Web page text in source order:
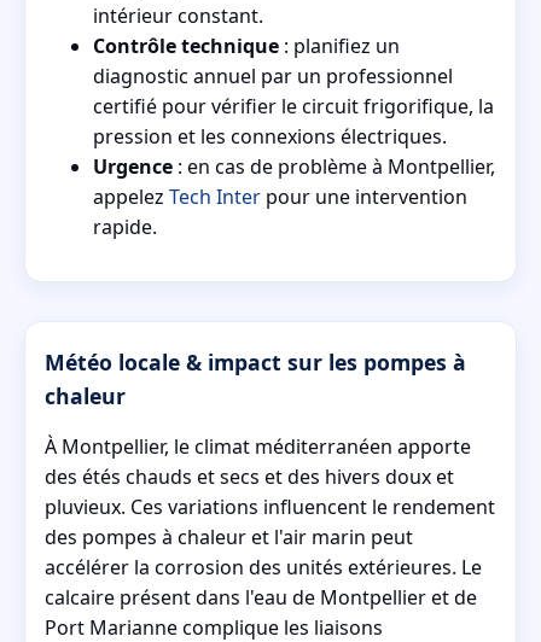
intérieur constant.
Contrôle technique : planifiez un
diagnostic annuel par un professionnel
certifié pour vérifier le circuit frigorifique, la
pression et les connexions électriques.
Urgence : en cas de problème à Montpellier,
appelez Tech Inter pour une intervention
rapide.
Météo locale & impact sur les pompes à
chaleur
À Montpellier, le climat méditerranéen apporte
des étés chauds et secs et des hivers doux et
pluvieux. Ces variations influencent le rendement
des pompes à chaleur et l'air marin peut
accélérer la corrosion des unités extérieures. Le
calcaire présent dans l'eau de Montpellier et de
Port Marianne complique les liaisons